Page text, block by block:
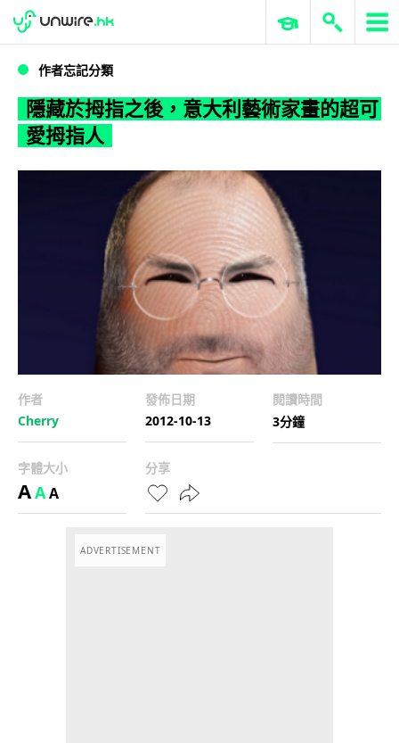
WWDC 2026 ERP 與商業 AI
作者忘記分類
隱藏於拇指之後，意大利藝術家畫的超可
愛拇指人
作者
Cherry
發佈日期
2012-10-13
閱讀時間
3分鐘
字體大小
AAA
分享
ADVERTISEMENT